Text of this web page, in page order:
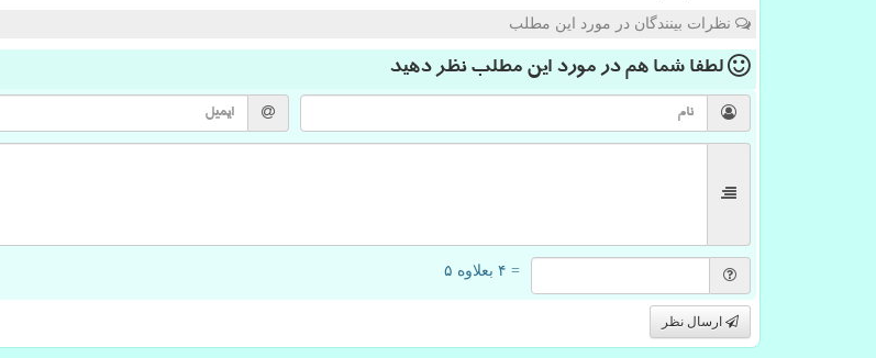
نظرات بینندگان در مورد این مطلب
لطفا شما همدر مورد این مطلب نظر دهید
= ۴ بعلاوه ۵
ارسال نظر